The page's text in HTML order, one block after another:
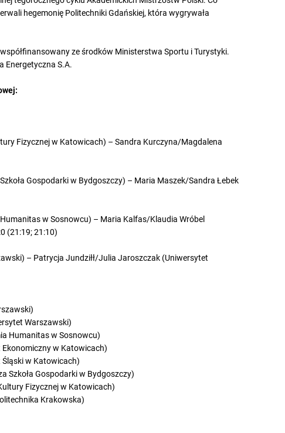
hegemonię Politechniki Gdańskiej, która wygrywała
ze środków Ministerstwa Sportu i Turystyki.
Energetyczna S.A.
Fizycznej w Katowicach) – Sandra Kurczyna/Magdalena
Gospodarki w Bydgoszczy) – Maria Maszek/Sandra Łebek
w Sosnowcu) – Maria Kalfas/Klaudia Wróbel
(21:19; 21:10)
– Patrycja Jundziłł/Julia Jaroszczak (Uniwersytet
Warszawski)
Humanitas w Sosnowcu)
w Katowicach)
w Katowicach)
Szkoła Gospodarki w Bydgoszczy)
Fizycznej w Katowicach)
Krakowska)